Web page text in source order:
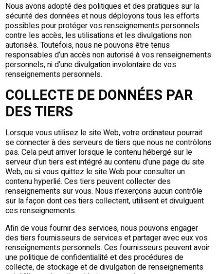
Nous avons adopté des politiques et des pratiques sur la
sécurité des données et nous déployons tous les efforts
possibles pour protéger vos renseignements personnels
contre les accès, les utilisations et les divulgations non
autorisés. Toutefois, nous ne pouvons être tenus
responsables d’un accès non autorisé à vos renseignements
personnels, ni d’une divulgation involontaire de vos
renseignements personnels.
COLLECTE DE DONNÉES PAR
DES TIERS
Lorsque vous utilisez le site Web, votre ordinateur pourrait
se connecter à des serveurs de tiers que nous ne contrôlons
pas. Cela peut arriver lorsque le contenu hébergé sur le
serveur d’un tiers est intégré au contenu d’une page du site
Web, ou si vous quittez le site Web pour consulter un
contenu hyperlié. Ces tiers peuvent collecter des
renseignements sur vous. Nous n’exerçons aucun contrôle
sur la façon dont ces tiers collectent, utilisent et divulguent
ces renseignements.
Afin de vous fournir des services, nous pouvons engager
des tiers fournisseurs de services et partager avec eux vos
renseignements personnels. Ces fournisseurs peuvent avoir
une politique de confidentialité et des procédures de
collecte, de stockage et de divulgation de renseignements